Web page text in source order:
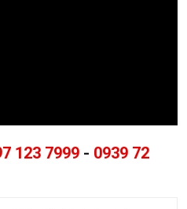
123 7999 - 0939 72